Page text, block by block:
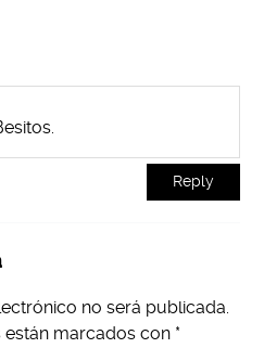
Reply
no será publicada.
marcados con *